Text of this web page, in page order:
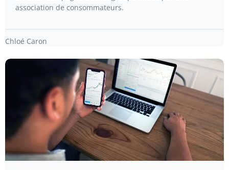
association de consommateurs.
Chloé Caron